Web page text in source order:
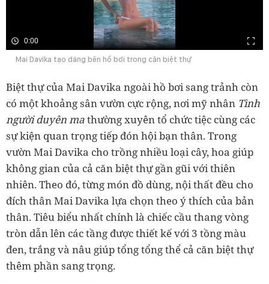
0:00
Mai Davika tạo dáng bên hồ bơi trong căn biệt thự
Biệt thự của Mai Davika ngoài hồ bơi sang trảnh còn
có một khoảng sân vườn cực rộng, nơi mỹ nhân Tình
người duyên mathường xuyên tổ chức tiệc cùng các
sự kiện quan trọng tiếp đón hội bạn thân. Trong
vườn Mai Davika cho trồng nhiều loại cây, hoa giúp
không gian của cả căn biệt thự gần gũi với thiên
nhiên. Theo đó, từng món đồ dùng, nội thất đều cho
đích thân Mai Davika lựa chọn theo ý thích của bản
thân. Tiêu biểu nhất chính là chiếc cầu thang vòng
tròn dẫn lên các tầng được thiết kế với 3 tồng màu
đen, trắng và nâu giúp tổng tổng thể cả căn biệt thự
thêm phần sang trọng.